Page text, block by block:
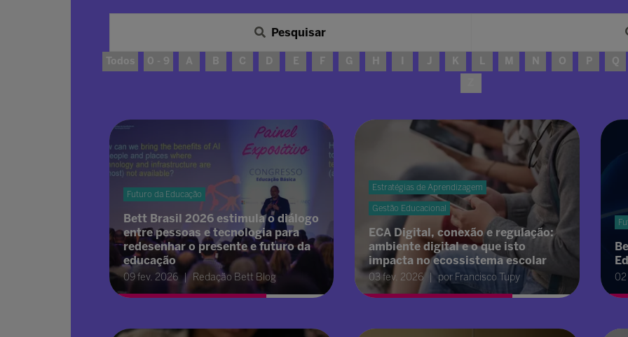
Pesquisar
Todos 0 - 9 A B C D E F G H J K L M N O P Q
Futuro da Educação
Bett Brasil 2026 estimula o diálogo
entre pessoas e tecnologia para
redesenhar o presente e futuro da
educação
09 fev. 2026 Redação Bett Blog
Estratégias de Aprendizagem
Gestão Educacional
ECA Digital, conexão e regulação:
ambiente digital e o que isto
impacta no ecossistema escolar
03 fev. 2026 por Francisco Tupy